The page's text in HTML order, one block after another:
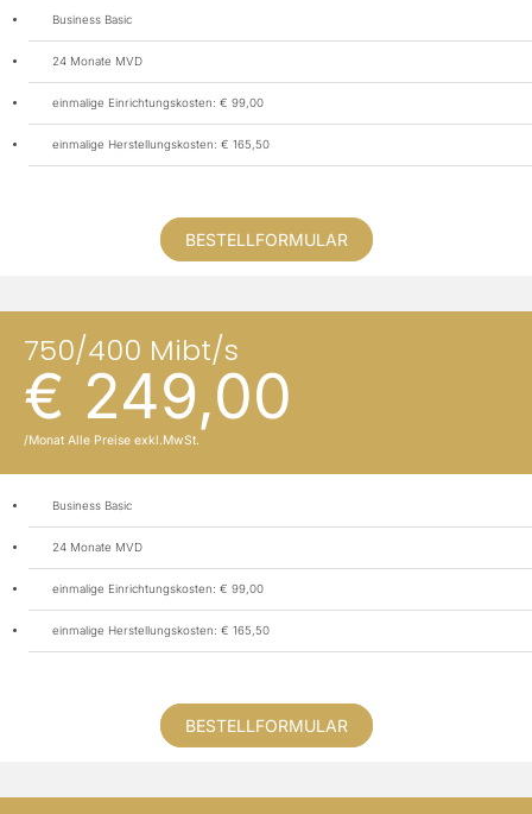
Business Basic
24 Monate MVD
einmalige Einrichtungskosten: € 99,00
einmalige Herstellungskosten: € 165,50
BESTELLFORMULAR
750/400 Mibt/s
€ 249,00
/Monat Alle Preise exkl.MwSt.
Business Basic
24 Monate MVD
einmalige Einrichtungskosten: € 99,00
einmalige Herstellungskosten: € 165,50
BESTELLFORMULAR